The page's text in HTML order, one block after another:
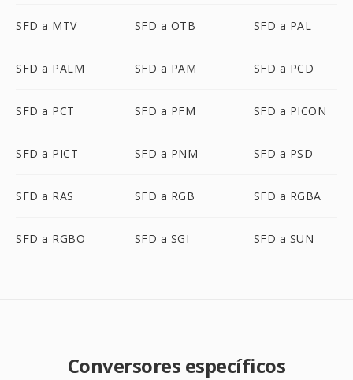
SFD a MTV SFD a OTB SFD a PAL
SFD a PALM SFD a PAM SFD a PCD
SFD a PCT SFD a PFM SFD a PICON
SFD a PICT SFD a PNM SFD a PSD
SFD a RAS SFD a RGB SFD a RGBA
SFD a RGBO SFD a SGI SFD a SUN
Conversores específicos